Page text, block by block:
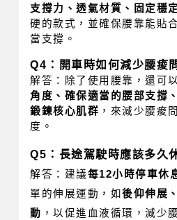
支撐力、透氣材質、固定穩
硬的款式，並確保腰靠能貼
當支撐。
Q4：開車時如何減少腰痠
解答：除了使用腰靠，還可
角度、確保適當的腰部支撐
鍛鍊核心肌群 ，來減少腰痠
度。
Q5：長途駕駛時應該多久
解答：建議每12小時停車休
單的伸展運動，如後仰伸展
動 ，以促進血液循環，減少